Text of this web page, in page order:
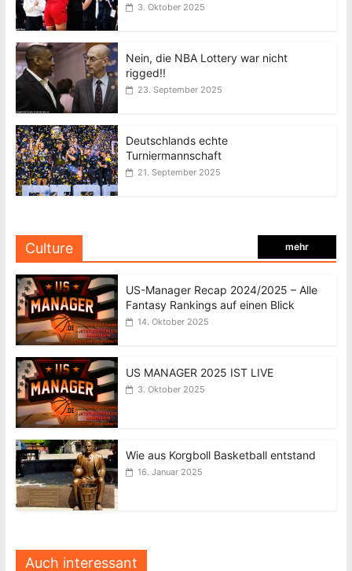
3. Oktober 2025
Nein, die NBA Lottery war nicht
rigged!!
23. September 2025
Deutschlands echte
Turniermannschaft
21. September 2025
Culture mehr
US-Manager Recap 2024/2025 – Alle
Fantasy Rankings auf einen Blick
14. Oktober 2025
US MANAGER 2025 IST LIVE
3. Oktober 2025
Wie aus Korgboll Basketball entstand
16. Januar 2025
Auch interessant